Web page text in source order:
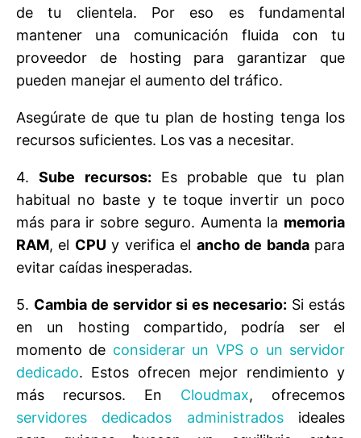
de tu clientela. Por eso es fundamental
mantener una comunicación fluida con tu
proveedor de hosting para garantizar que
pueden manejar el aumento del tráfico.
Asegúrate de que tu plan de hosting tenga los
recursos suficientes. Los vas a necesitar.
4.Sube recursos: Es probable que tu plan
habitual no baste y te toque invertir un poco
más para ir sobre seguro. Aumenta la memoria
RAM, el CPU y verifica el ancho de bandapara
evitar caídas inesperadas.
5. Cambia de servidor si es necesario: Si estás
en un hosting compartido, podría ser el
momento de considerar un VPS o un servidor
dedicado. Estos ofrecen mejor rendimiento y
más recursos. En Cloudmax, ofrecemos
servidores dedicados administradosideales